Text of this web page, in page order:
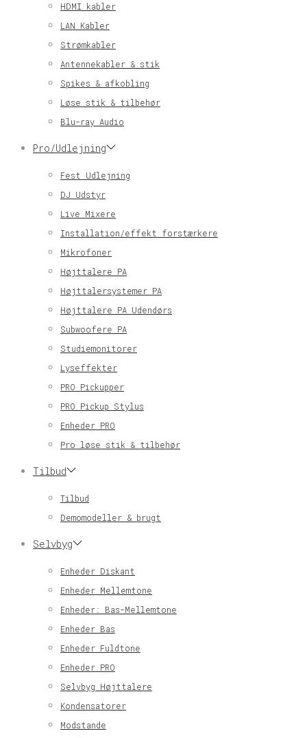
HDMI kabler
LAN Kabler
Strømkabler
Antennekabler & stik
Spikes & afkobling
Løse stik & tilbehør
Blu-ray Audio
Pro/Udlejning
Fest Udlejning
DJ Udstyr
Live Mixere
Installation/effekt forstærkere
Mikrofoner
Højttalere PA
Højttalersystemer PA
Højttalere PA Udendørs
Subwoofere PA
Studiemonitorer
Lyseffekter
PRO Pickupper
PRO Pickup Stylus
Enheder PRO
Pro løse stik & tilbehør
Tilbud
Tilbud
Demomodeller & brugt
Selvbyg
Enheder Diskant
Enheder Mellemtone
Enheder: Bas-Mellemtone
Enheder Bas
Enheder Fuldtone
Enheder PRO
Selvbyg Højttalere
Kondensatorer
Modstande